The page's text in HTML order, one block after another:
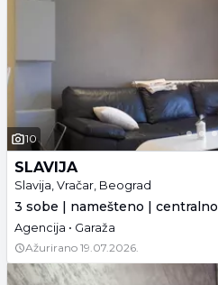
10
SLAVIJA
Slavija, Vračar, Beograd
3 sobe | namešteno | centralno
Agencija • Garaža
Ažurirano 19.07.2026.